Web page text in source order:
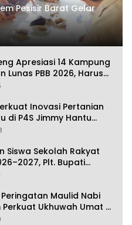
Pesisir Barat Gelar
Apresiasi 14 Kampung
Lunas PBB 2026, Harus
Inovasi Pertanian
di P4S Jimmy Hantu
Siswa Sekolah Rakyat
Plt. Bupati
Komitmen Hadirkan
Maulid Nabi
Ukhuwah Umat di